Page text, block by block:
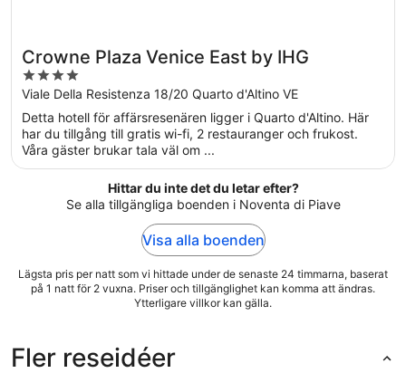
Crowne Plaza Venice East by IHG
4
out
of
5
Viale Della Resistenza 18/20 Quarto d'Altino VE
Detta hotell för affärsresenären ligger i Quarto d'Altino. Här
har du tillgång till gratis wi-fi, 2 restauranger och frukost.
Våra gäster brukar tala väl om ...
Hittar du inte det du letar efter?
Se alla tillgängliga boenden i Noventa di Piave
Visa alla boenden
Lägsta pris per natt som vi hittade under de senaste 24 timmarna, baserat
på 1 natt för 2 vuxna. Priser och tillgänglighet kan komma att ändras.
Ytterligare villkor kan gälla.
Fler reseidéer